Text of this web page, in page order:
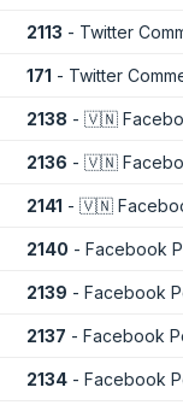
2113 - Twitter
171 - Twitter
2138 - 🇻🇳
2136 - 🇻🇳
2141 - 🇻🇳
2140 - Facebook
2139 - Facebook
2137 - Facebook
2134 - Facebook